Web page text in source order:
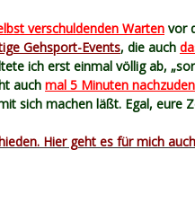
verschuldenden Warten vor
Gehsport-Events, die auch
ich erst einmal völlig ab,
auch mal 5 Minuten
sich machen läßt. Egal, eure
Hier geht es für mich